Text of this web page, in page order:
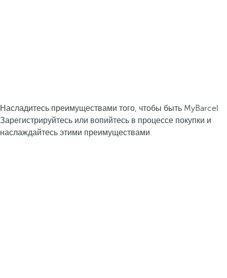
Насладитесь преимуществами того, чтобы быть MyBarcel
Зарегистрируйтесь или вопийтесь в процессе покупки и
наслаждайтесь этими преимуществами.